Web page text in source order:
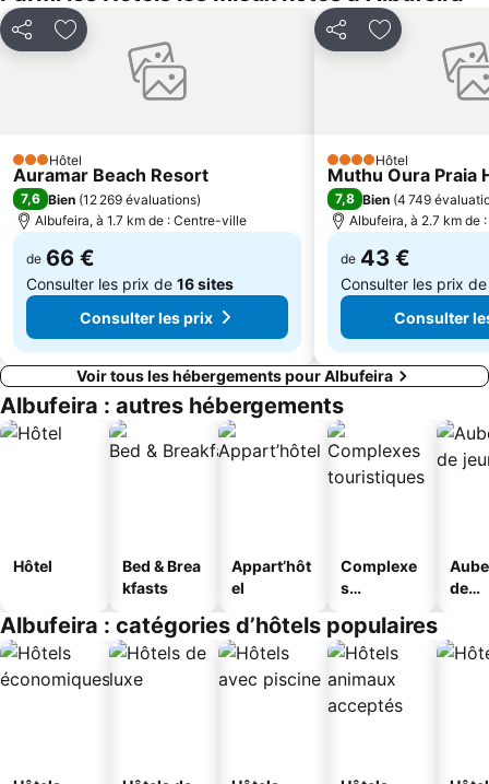
Maria Luísa Beach
Pointe de la Piété
Ferreiras
Marina de Albufeira
Plage de Dona Ana
Plage de Camilo
PartagerAjouter à mes favoris
3 Étoiles
Hôtel
Auramar Beach Resort
7,6 Bien (12 269 évaluations)
Albufeira, à 1.7 km de : Centre-ville
de 66 €
Consulter les prix de 16 sites
Consulter les prix
PartagerAjouter à
4 ÉtoilesHôtel
Muthu Oura Praia
7,8 Bien (4 749
Albufeira, à 2.7 km de
de 43 €
Consulter les prix
Consulter
Voir tous les hébergements pour Albufeira
Albufeira : autres hébergements
Hôtel
Bed & Brea
kfasts
Appart’hôt
el
Complexe
s
s
de
Albufeira : catégories d’hôtels populaires